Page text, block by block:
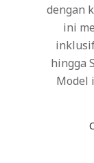
dengan
ini
hingga
Model